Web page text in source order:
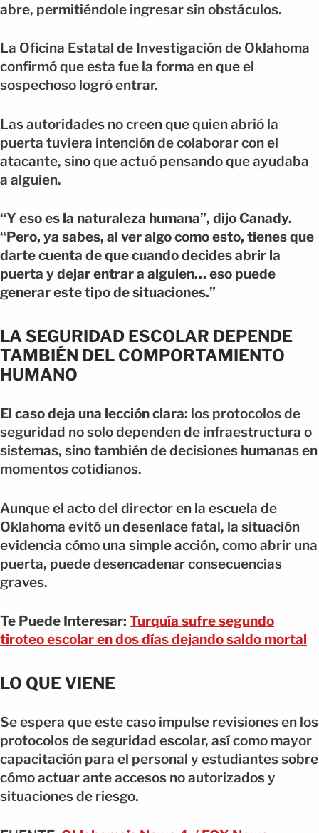
abre, permitiéndole ingresar sin obstáculos.
La Oficina Estatal de Investigación de Oklahoma
confirmó que esta fue la forma en que el
sospechoso logró entrar.
Las autoridades no creen que quien abrió la
puerta tuviera intención de colaborar con el
atacante, sino que actuó pensando que ayudaba
a alguien.
“Y eso es la naturaleza humana”, dijo Canady.
“Pero, ya sabes, al ver algo como esto, tienes que
darte cuenta de que cuando decides abrir la
puerta y dejar entrar a alguien… eso puede
generar este tipo de situaciones.”
LA SEGURIDAD ESCOLAR DEPENDE
TAMBIÉN DEL COMPORTAMIENTO
HUMANO
El caso deja una lección clara: los protocolos de
seguridad no solo dependen de infraestructura o
sistemas, sino también de decisiones humanas en
momentos cotidianos.
Aunque el acto del director en la escuela de
Oklahoma evitó un desenlace fatal, la situación
evidencia cómo una simple acción, como abrir una
puerta, puede desencadenar consecuencias
graves.
Te Puede Interesar: Turquía sufre segundo
tiroteo escolar en dos días dejando saldo mortal
LO QUE VIENE
Se espera que este caso impulse revisiones en los
protocolos de seguridad escolar, así como mayor
capacitación para el personal y estudiantes sobre
cómo actuar ante accesos no autorizados y
situaciones de riesgo.